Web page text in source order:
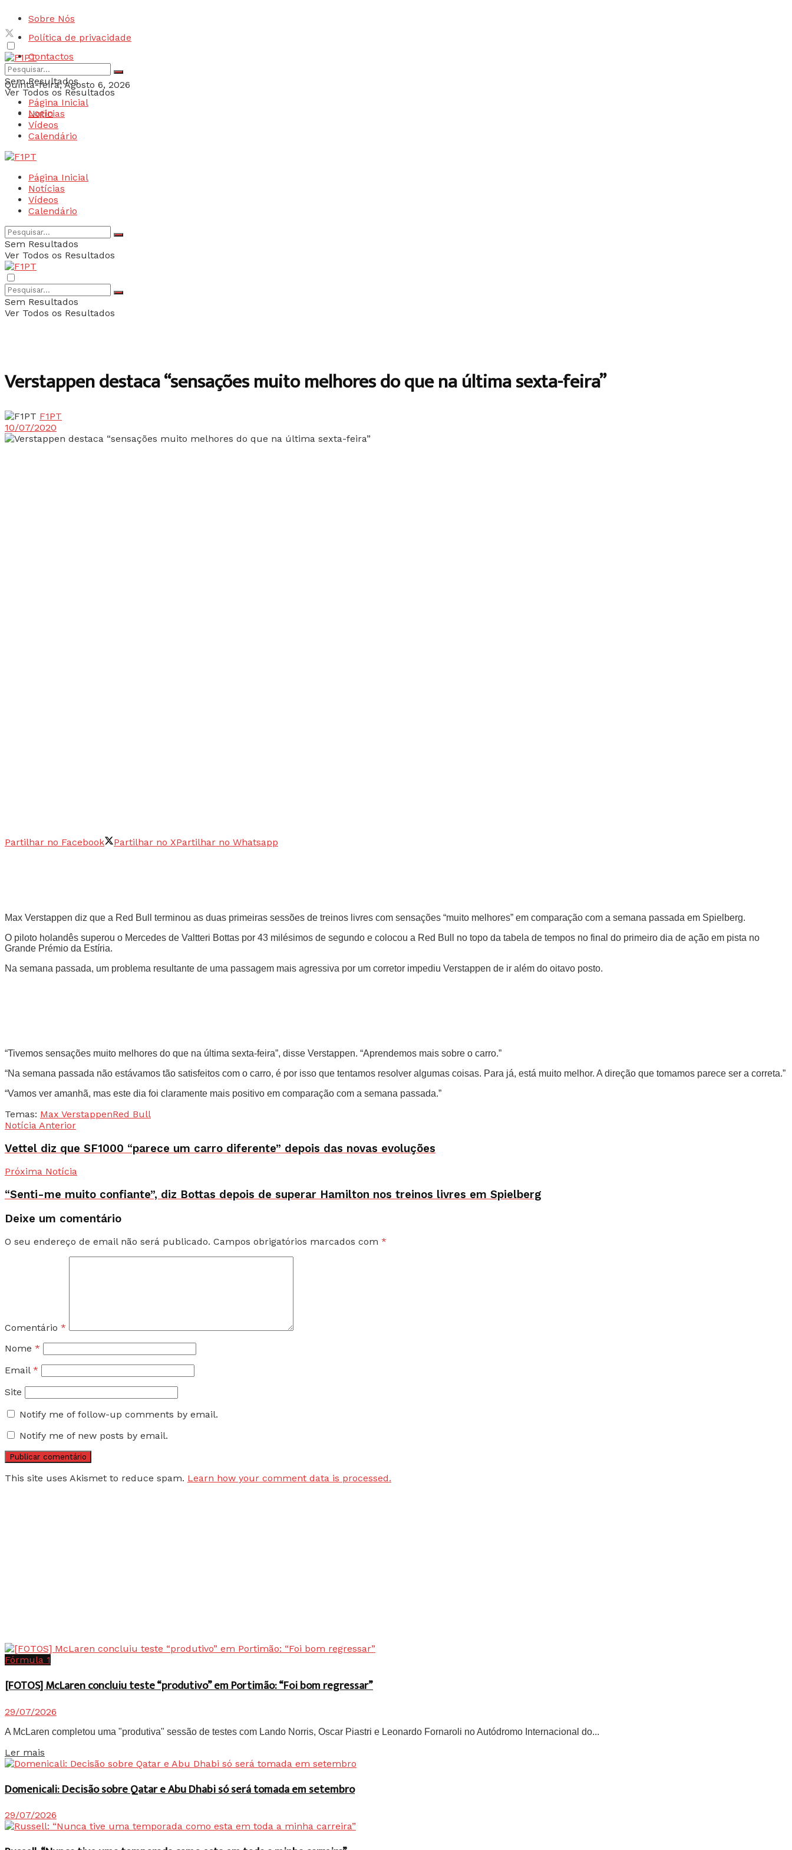
Sobre Nós
Política de privacidade
Contactos
Quinta-feira, Agosto 6, 2026
Login
Sem Resultados
Ver Todos os Resultados
Página Inicial
Notícias
Vídeos
Calendário
Página Inicial
Notícias
Vídeos
Calendário
Sem Resultados
Ver Todos os Resultados
Sem Resultados
Ver Todos os Resultados
Verstappen destaca “sensações muito melhores do que na última sexta-feira”
F1PT
10/07/2020
Partilhar no Facebook Partilhar no XPartilhar no Whatsapp
Max Verstappen diz que a Red Bull terminou as duas primeiras sessões de treinos livres com sensações “muito melhores” em comparação com a semana passada em Spielberg.
O piloto holandês superou o Mercedes de Valtteri Bottas por 43 milésimos de segundo e colocou a Red Bull no topo da tabela de tempos no final do primeiro dia de ação em pista no
Grande Prémio da Estíria.
Na semana passada, um problema resultante de uma passagem mais agressiva por um corretor impediu Verstappen de ir além do oitavo posto.
“Tivemos sensações muito melhores do que na última sexta-feira”, disse Verstappen. “Aprendemos mais sobre o carro.”
“Na semana passada não estávamos tão satisfeitos com o carro, é por isso que tentamos resolver algumas coisas. Para já, está muito melhor. A direção que tomamos parece ser a correta.”
“Vamos ver amanhã, mas este dia foi claramente mais positivo em comparação com a semana passada.”
Temas: Max VerstappenRed Bull
Notícia Anterior
Vettel diz que SF1000 “parece um carro diferente” depois das novas evoluções
Próxima Notícia
“Senti-me muito confiante”, diz Bottas depois de superar Hamilton nos treinos livres em Spielberg
Deixe um comentário
O seu endereço de email não será publicado. Campos obrigatórios marcados com *
Comentário *
Nome *
Email *
Site
Notify me of follow-up comments by email.
Notify me of new posts by email.
This site uses Akismet to reduce spam. Learn how your comment data is processed.
Fórmula 1
[FOTOS] McLaren concluiu teste “produtivo” em Portimão: “Foi bom regressar”
29/07/2026
A McLaren completou uma "produtiva" sessão de testes com Lando Norris, Oscar Piastri e Leonardo Fornaroli no Autódromo Internacional do...
Ler mais
Domenicali: Decisão sobre Qatar e Abu Dhabi só será tomada em setembro
29/07/2026